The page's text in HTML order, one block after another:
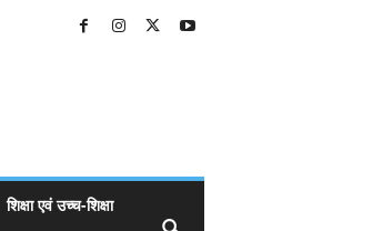
शिक्षा एवं उच्च-शिक्षा